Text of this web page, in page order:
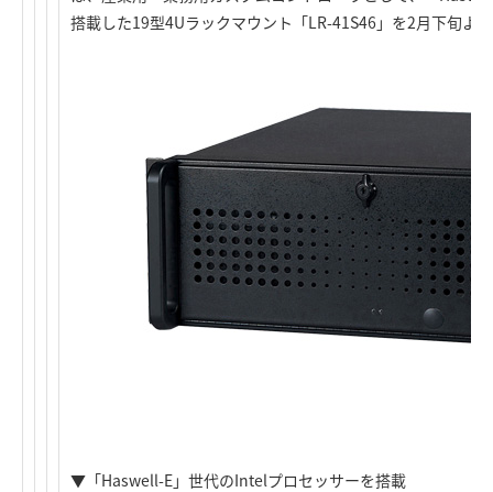
搭載した19型4Uラックマウント「LR-41S46」を2月下旬よ
▼「Haswell-E」世代のIntelプロセッサーを搭載